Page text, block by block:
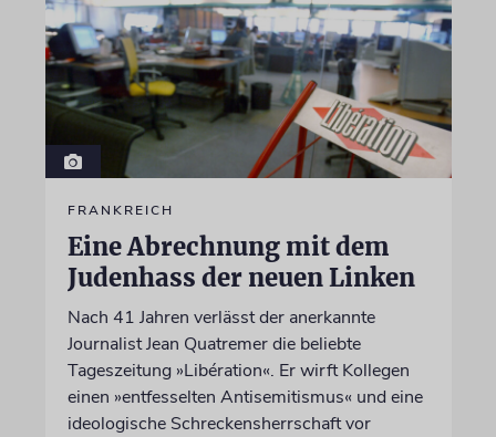
FRANKREICH
Eine Abrechnung mit dem
Judenhass der neuen Linken
Nach 41 Jahren verlässt der anerkannte
Journalist Jean Quatremer die beliebte
Tageszeitung »Libération«. Er wirft Kollegen
einen »entfesselten Antisemitismus« und eine
ideologische Schreckensherrschaft vor